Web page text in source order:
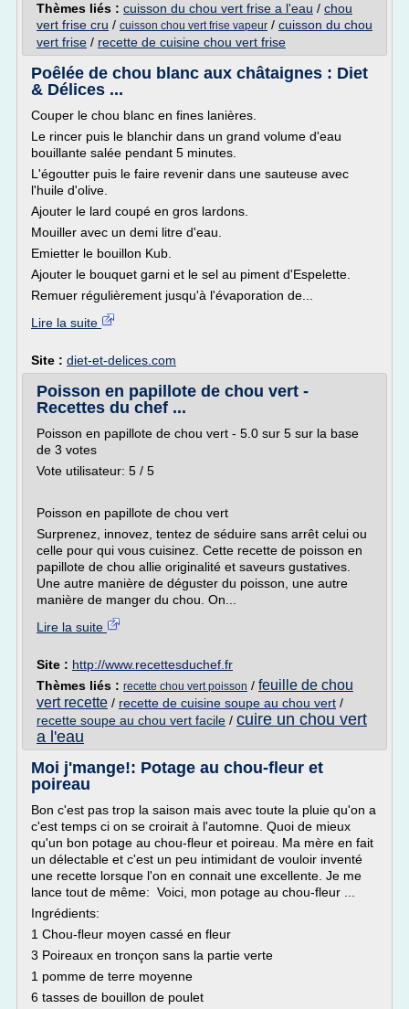
Thèmes liés : cuisson du chou vert frise a l'eau / chou
vert frise cru / cuisson chou vert frise vapeur / cuisson du chou
vert frise / recette de cuisine chou vert frise
Poêlée de chou blanc aux châtaignes : Diet
& Délices ...
Couper le chou blanc en fines lanières.
Le rincer puis le blanchir dans un grand volume d'eau
bouillante salée pendant 5 minutes.
L'égoutter puis le faire revenir dans une sauteuse avec
l'huile d'olive.
Ajouter le lard coupé en gros lardons.
Mouiller avec un demi litre d'eau.
Emietter le bouillon Kub.
Ajouter le bouquet garni et le sel au piment d'Espelette.
Remuer régulièrement jusqu'à l'évaporation de...
Lire la suite
Site : diet-et-delices.com
Poisson en papillote de chou vert -
Recettes du chef ...
Poisson en papillote de chou vert - 5.0 sur 5 sur la base
de 3 votes
Vote utilisateur: 5 / 5
Poisson en papillote de chou vert
Surprenez, innovez, tentez de séduire sans arrêt celui ou
celle pour qui vous cuisinez. Cette recette de poisson en
papillote de chou allie originalité et saveurs gustatives.
Une autre manière de déguster du poisson, une autre
manière de manger du chou. On...
Lire la suite
Site : http://www.recettesduchef.fr
Thèmes liés : recette chou vert poisson / feuille de chou
vert recette / recette de cuisine soupe au chou vert /
recette soupe au chou vert facile / cuire un chou vert
a l'eau
Moi j'mange!: Potage au chou-fleur et
poireau
Bon c'est pas trop la saison mais avec toute la pluie qu'on a
c'est temps ci on se croirait à l'automne. Quoi de mieux
qu'un bon potage au chou-fleur et poireau. Ma mère en fait
un délectable et c'est un peu intimidant de vouloir inventé
une recette lorsque l'on en connait une excellente. Je me
lance tout de même: Voici, mon potage au chou-fleur ...
Ingrédients:
1 Chou-fleur moyen cassé en fleur
3 Poireaux en tronçon sans la partie verte
1 pomme de terre moyenne
6 tasses de bouillon de poulet